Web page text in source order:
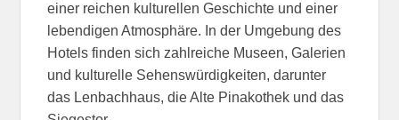
einer reichen kulturellen Geschichte und einer
lebendigen Atmosphäre. In der Umgebung des
Hotels finden sich zahlreiche Museen, Galerien
und kulturelle Sehenswürdigkeiten, darunter
das Lenbachhaus, die Alte Pinakothek und das